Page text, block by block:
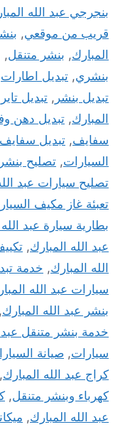
بنجرجي عبد الله
قريب من موقعي,
المبارك, بنشر متنقل,
بنشري, تبديل اطارات
تبديل بنشر , تبديل تاير
المبارك, تبديل دهن
سفايف, تبديل سفايف
السيارات, تصليح بنشر
تصليح سيارات عبد
تعبئة غاز مكيف
بطارية سيارة عبد
عبد الله المبارك,
الله المبارك, خدمة
سيارات عبد الله
بنشر عبد الله المبارك,
خدمة بنشر متنقل عبد
سيارات, صيانة
كراج عبد الله المبارك,
كهرباء وبنشر متنقل,
عبد الله المبارك,